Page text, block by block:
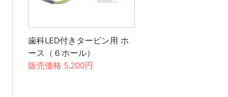
歯科LED付きタービン用 ホ
ース（６ホール）
販売価格 5,200円